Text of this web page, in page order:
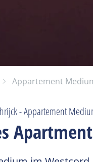
Appartement
- Appartement